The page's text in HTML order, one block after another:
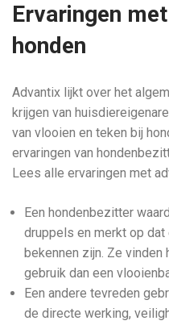
Ervaringen
honden
Advantix lijkt over het
krijgen van
van vlooien en teken bij
ervaringen van
Lees alle ervaringen met
Een hondenbezitter
druppels en merkt op
bekennen zijn. Ze
gebruik dan een
Een andere tevreden
de directe werking,